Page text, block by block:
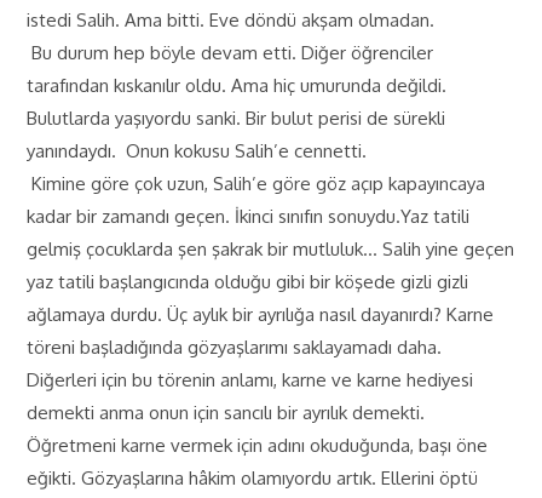
istedi Salih. Ama bitti. Eve döndü akşam olmadan.
Bu durum hep böyle devam etti. Diğer öğrenciler
tarafından kıskanılır oldu. Ama hiç umurunda değildi.
Bulutlarda yaşıyordu sanki. Bir bulut perisi de sürekli
yanındaydı. Onun kokusu Salih’e cennetti.
Kimine göre çok uzun, Salih’e göre göz açıp kapayıncaya
kadar bir zamandı geçen. İkinci sınıfın sonuydu.Yaz tatili
gelmiş çocuklarda şen şakrak bir mutluluk… Salih yine geçen
yaz tatili başlangıcında olduğu gibi bir köşede gizli gizli
ağlamaya durdu. Üç aylık bir ayrılığa nasıl dayanırdı? Karne
töreni başladığında gözyaşlarımı saklayamadı daha.
Diğerleri için bu törenin anlamı, karne ve karne hediyesi
demekti anma onun için sancılı bir ayrılık demekti.
Öğretmeni karne vermek için adını okuduğunda, başı öne
eğikti. Gözyaşlarına hâkim olamıyordu artık. Ellerini öptü